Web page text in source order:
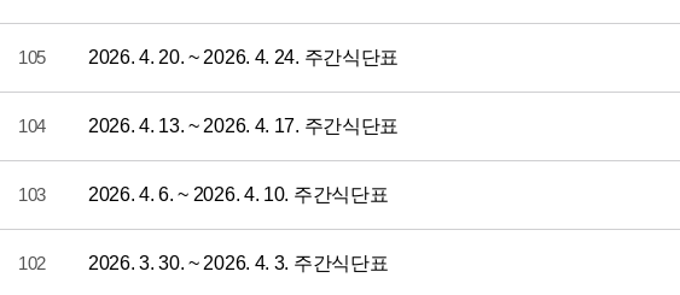
105 2026. 4. 20. ~ 2026. 4. 24. 주간식단표
104 2026. 4. 13. ~ 2026. 4. 17. 주간식단표
103 2026. 4. 6. ~ 2026. 4. 10. 주간식단표
102 2026. 3. 30. ~ 2026. 4. 3. 주간식단표